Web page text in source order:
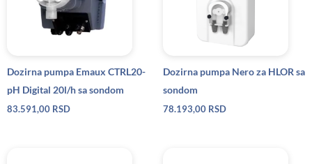
Dozirna pumpa Emaux CTRL20-
pH Digital 20l/h sa sondom
83.591,00 RSD
Dozirna pumpa Nero za HLOR sa
sondom
78.193,00 RSD